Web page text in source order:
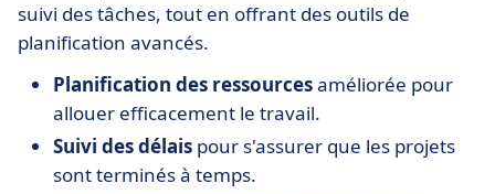
suivi des tâches, tout en offrant des outils de
planification avancés.
Planification des ressourcesaméliorée pour
allouer efficacement le travail.
Suivi des délais pour s'assurer que les projets
sont terminés à temps.